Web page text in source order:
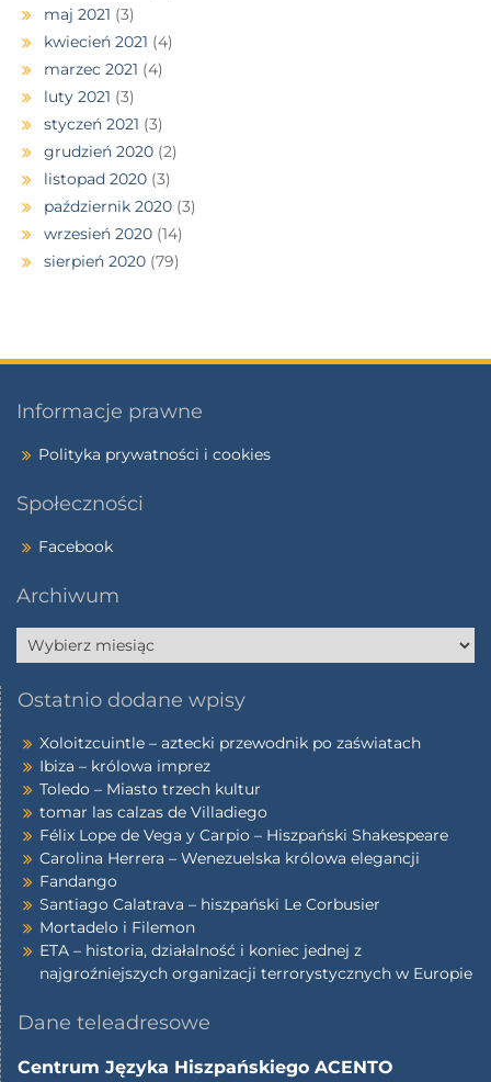
maj 2021 (3)
kwiecień 2021 (4)
marzec 2021 (4)
luty 2021 (3)
styczeń 2021 (3)
grudzień 2020 (2)
listopad 2020 (3)
październik 2020 (3)
wrzesień 2020 (14)
sierpień 2020 (79)
Informacje prawne
Polityka prywatności i cookies
Społeczności
Facebook
Archiwum
Ostatnio dodane wpisy
Xoloitzcuintle – aztecki przewodnik po zaświatach
Ibiza – królowa imprez
Toledo – Miasto trzech kultur
tomar las calzas de Villadiego
Félix Lope de Vega y Carpio – Hiszpański Shakespeare
Carolina Herrera – Wenezuelska królowa elegancji
Fandango
Santiago Calatrava – hiszpański Le Corbusier
Mortadelo i Filemon
ETA – historia, działalność i koniec jednej z
najgroźniejszych organizacji terrorystycznych w Europie
Dane teleadresowe
Centrum Języka Hiszpańskiego ACENTO